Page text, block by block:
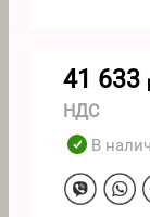
41 633
НДС
В